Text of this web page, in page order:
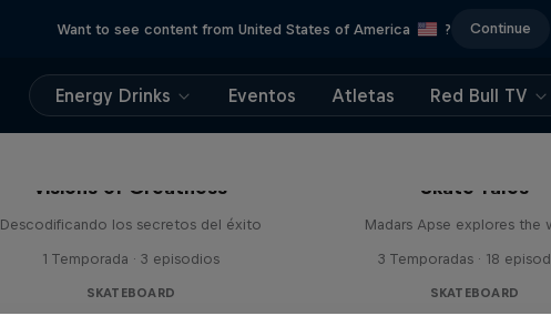
Want to see content from United States of America ? Continue
Energy Drinks Eventos Atletas Red Bull TV
Visions of Greatness
Descodificando los secretos del éxito
1 Temporada · 3 episodios
SKATEBOARD
Skate Tales
Madars Apse explores the
3 Temporadas · 18
SKATEBOARD